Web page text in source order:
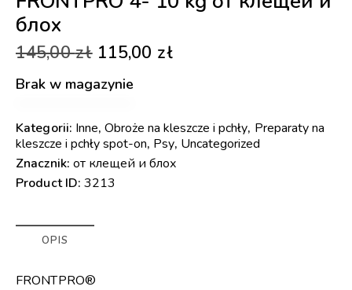
блох
145,00zł 115,00 zł
Brak w magazynie
Kategorii: Inne,Obroże na kleszcze i pchły, Preparaty na
kleszcze i pchły spot-on, Psy, Uncategorized
Znacznik: от клещей и блох
Product ID:3213
OPIS
FRONTPRO®